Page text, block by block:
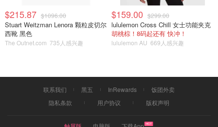
2025年8月9日下架影片：
《深蓝》（Deep Blue） (1999)
《快乐男人2：另一项任务》（Merry Man 2: Another
《彼得兔》（Peter Rabbit） (2018)
$215.87 $1096.00
Stuart Weitzman Lenora 颗粒皮切尔
西靴 黑色
The Outnet.com 735人感兴趣
$159.00 $299.00
lululemon Cross Chill 女士功能夹克
胡桃棕！8码起还有 快冲！
lululemon AU 669人感兴趣
联系我们 黑五 InRewards
饭团外卖
隐私条款
用户协议 版权声明